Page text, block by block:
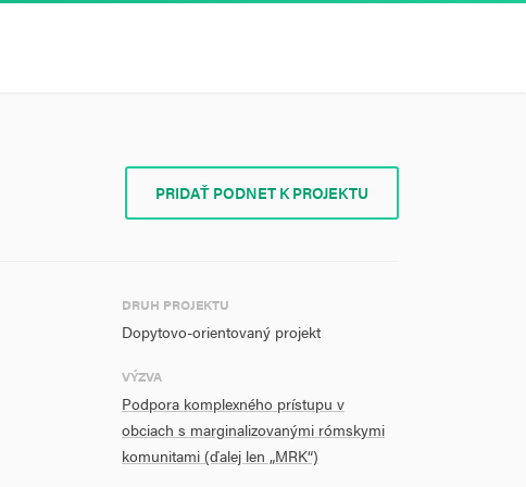
PRIDAŤ PODNET K PROJEKTU
DRUH PROJEKTU
Dopytovo-orientovaný projekt
VÝZVA
Podpora komplexného prístupu v
obciach s marginalizovanými rómskymi
komunitami (ďalej len „MRK“)